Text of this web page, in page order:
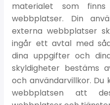
materialet som
webbplatser. Din
externa webbplatser
ingår ett avtal med
dina uppgifter och
skyldigheter bestäms
och användarvillkor.
webbplatsen att